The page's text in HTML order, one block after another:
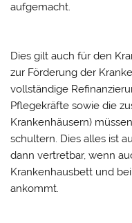
aufgemacht.
Dies gilt auch für den
zur Förderung der
vollständige
Pflegekräfte sowie die
Krankenhäusern)
schultern. Dies alles ist
dann vertretbar, wenn
Krankenhausbett und
ankommt.